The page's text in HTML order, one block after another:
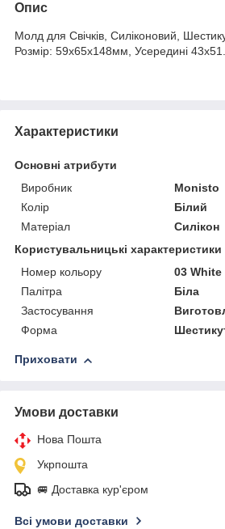
Опис
Молд для Свічків, Силіконовий,
Розмір: 59х65х148мм, Усередині
Характеристики
Основні атрибути
Виробник
Monisto
Колір
Білий
Матеріал
Силікон
Користувальницькі характеристики
Номер кольору
03 White
Палітра
Біла
Застосування
Форма
Приховати
Умови доставки
Нова Пошта
Укрпошта
🚐 Доставка кур'єром
Всі умови доставки